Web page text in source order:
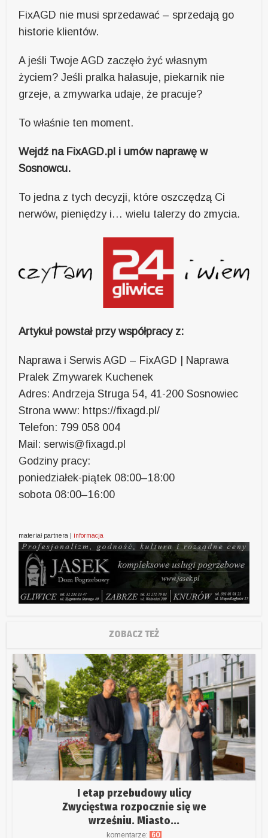
FixAGD nie musi sprzedawać – sprzedają go
historie klientów.
A jeśli Twoje AGD zaczęło żyć własnym
życiem? Jeśli pralka hałasuje, piekarnik nie
grzeje, a zmywarka udaje, że pracuje?
To właśnie ten moment.
Wejdź na FixAGD.pl i umów naprawę w
Sosnowcu.
To jedna z tych decyzji, które oszczędzą Ci
nerwów, pieniędzy i… wielu talerzy do zmycia.
Artykuł powstał przy współpracy z:
Naprawa i Serwis AGD – FixAGD | Naprawa
Pralek Zmywarek Kuchenek
Adres: Andrzeja Struga 54, 41-200 Sosnowiec
Strona www: https://fixagd.pl/
Telefon: 799 058 004
Mail: serwis@fixagd.pl
Godziny pracy:
poniedziałek-piątek 08:00–18:00
sobota 08:00–16:00
materiał partnera | informacja
ZOBACZ TEŻ
I etap przebudowy ulicy
Zwycięstwa rozpocznie się we
wrześniu. Miasto...
komentarze: 60